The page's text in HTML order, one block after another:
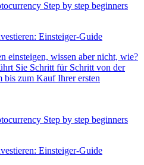
Einsteiger-Guide
einsteigen, wissen aber nicht, wie?
Sie Schritt für Schritt von der
bis zum Kauf Ihrer ersten
Einsteiger-Guide